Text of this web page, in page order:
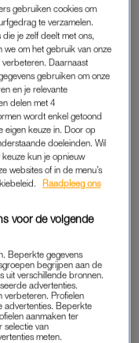
op, waarvan een
deel gecoverd.
alleen met alle
nachten. We kiezen
we heen en weer
camping
zoals vorig
natuurlijk niet
van een
dezelfde gemeente.
werk is een
schooltijden, zodat
BSO of andere
gebruiken cookies om
te verzamelen.
je zelf deelt met ons,
we om het gebruik van onze
Daarnaast
gebruiken om onze
en je relevante
delen met 4
wordt enkel getoond
eigen keuze in. Door op
doeleinden. Wil
keuze kun je opnieuw
websites of in de menu’s
Raadpleeg ons
voor de volgende
Beperkte gegevens
begrijpen aan de
uit verschillende bronnen.
advertenties.
verbeteren. Profielen
advertenties. Beperkte
aanmaken ter
selectie van
meten.